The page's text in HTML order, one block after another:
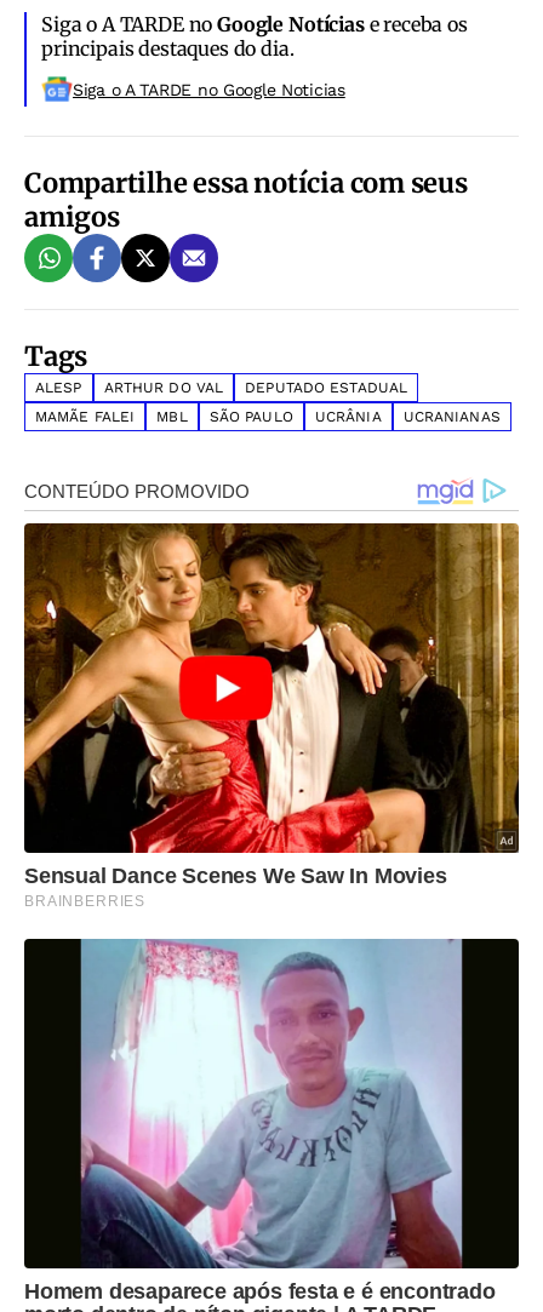
Siga o A TARDE noGoogle Notíciase receba os
principais destaques do dia.
Siga o A TARDE no Google Noticias
Compartilhe essa notícia com seus
amigos
Tags
ALESP ARTHUR DO VAL
DEPUTADO ESTADUAL
MAMÃE FALEI
MBL SÃO PAULO UCRÂNIA UCRANIANAS